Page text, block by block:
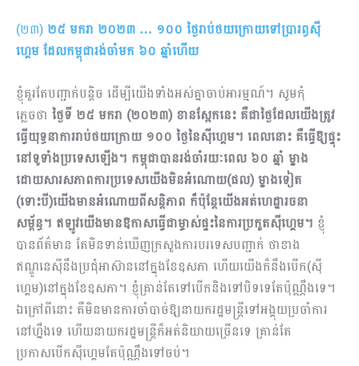
(២៣)២៥ មករា ២០២៣ … ១០០ ថ្ងៃរាប់ថយក្រោយទៅប្រារព្ធស៊ី
ហ្គេម ដែលកម្ពុជារង់ចាំមក ៦០ ឆ្នាំហើយ
ខ្ញុំគួរតែបញ្ជាក់បន្តិច ដើម្បីយើងទាំងអស់គ្នាចាប់អារម្មណ៍។ សូមកុំ
ភ្លេចថា ថ្ងៃទី ២៥ មករា (២០២៣) ខាន​ស្អែកនេះ គឺជាថ្ងៃដែលយើងត្រូវ
ធ្វើយុទ្ធនាការរាប់ថយក្រោយ ១០០ ថ្ងៃនៃស៊ីហ្គេម។ ពេលនោះ គឺធ្វើឱ្យផ្ទុះ
នៅទូទាំងប្រទេសឡើង។ កម្ពុជាបានរង់ចាំរយៈពេល ៦០ ឆ្នាំ ម្ខាង
ដោយសារសភាពការប្រទេសយើងមិនអំណោយ(ផល) ម្ខាងទៀត
(ទោះបី)យើងមានអំណោយពីសន្តិភាព ក៏ប៉ុន្តែយើងអត់ហេដ្ឋារចនា
សម្ព័ន្ធ។ ឥឡូវយើងមានឱកាសធ្វើជាម្ចាស់ផ្ទះនៃការប្រកួតស៊ីហ្គេម។ ខ្ញុំ
បានព័ត៌មាន តែមិនទាន់ឃើញក្រសួងការបរទេសបញ្ជាក់ ថាខាង
ឥណ្ឌូនេស៊ីនឹងប្រជុំអាស៊ាននៅក្នុងខែឧសភា ហើយយើងក៏នឹងបើក(ស៊ី
ហ្គេម)នៅក្នុងខែឧសភា។ ខ្ញុំគ្រាន់តែទៅបើកនិងទៅបិទទេតែប៉ុណ្ណឹងទេ។
ឯក្រៅពីនោះ គឺមិនមានការចាំបាច់ឱ្យនាយករដ្ឋមន្ត្រីទៅអង្គុយប្រចាំការ
នៅហ្នឹងទេ ហើយនាយករដ្ឋមន្ត្រីក៏អត់និយាយច្រើនទេ គ្រាន់តែ
ប្រកាសបើកស៊ីហ្គេមតែប៉ុណ្ណឹងទៅចប់។